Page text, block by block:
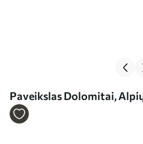
Paveikslas Dolomitai,
kraštovaizdis, akvarelės